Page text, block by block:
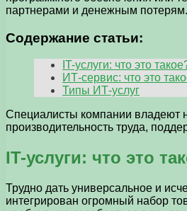
партнерами и денежным потерям.
Содержание статьи:
IT-услуги: что это
ИТ-сервис: что это
Типы ИТ-услуг
Специалисты компании владеют
производительность труда,
IT-услуги: что это
Трудно дать универсальное и
интегрирован огромный набор